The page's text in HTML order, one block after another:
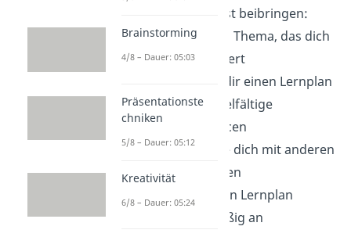
Wissen selbst beibringen:
Finde ein Thema, das dich
interessiert
Erstelle dir einen Lernplan
Nutze vielfältige
Ressourcen
Vernetze dich mit anderen
Lernenden
Passe den Lernplan
regelmäßig an
Brainstorming
4/8 – Dauer: 05:03
Präsentationste
chniken
5/8 – Dauer: 05:12
Kreativität
6/8 – Dauer: 05:24